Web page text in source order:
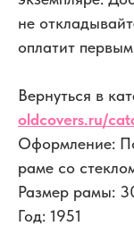
не
оплатит
Вернуться в
oldcovers.ru/
Оформление:
раме со
Размер рамы:
Год: 1951